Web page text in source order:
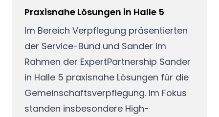
Praxisnahe Lösungen in Halle 5
Im Bereich Verpflegung präsentierten
der Service-Bund und Sander im
Rahmen der ExpertPartnership Sander
in Halle 5 praxisnahe Lösungen für die
Gemeinschaftsverpflegung. Im Fokus
standen insbesondere High-